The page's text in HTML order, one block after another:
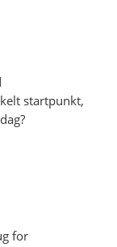
startpunkt,
for